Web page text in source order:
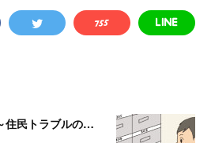
トラブル対応マニュアル～住民トラブルの危険度高!! マンションで注意したいポイント